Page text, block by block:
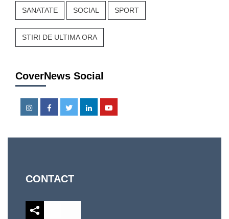
SANATATE SOCIAL SPORT
STIRI DE ULTIMA ORA
CoverNews Social
InstagramFacebookTwitterLinkedin
CONTACT